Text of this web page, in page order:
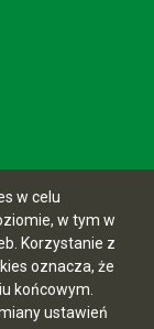
w celu
w tym w
Korzystanie z
oznacza, że
końcowym.
ustawień